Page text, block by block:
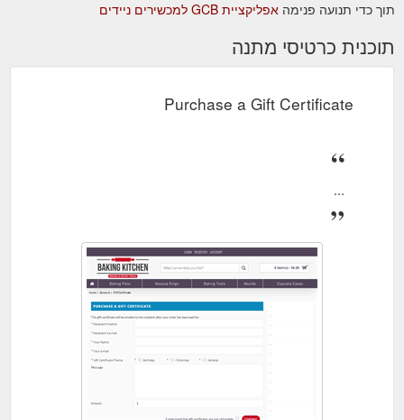
תוך כדי תנועה פנימה אפליקציית GCB למכשירים ניידים
תוכנית כרטיסי מתנה
Purchase a Gift Certificate
...